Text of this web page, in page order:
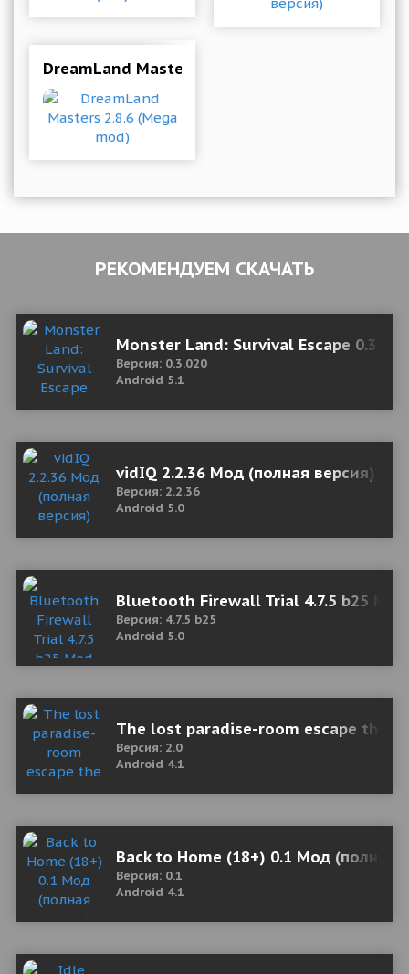
DreamLand Masters 2.8.6 (Mega mod)
РЕКОМЕНДУЕМ СКАЧАТЬ
Monster Land: Survival Escape
Версия: 0.3.020
Android 5.1
vidIQ 2.2.36 Мод (полная версия)
Версия: 2.2.36
Android 5.0
Bluetooth Firewall Trial 4.7.5 b25
Версия: 4.7.5 b25
Android 5.0
The lost paradise-room escape the
Версия: 2.0
Android 4.1
Back to Home (18+) 0.1 Мод (полная
Версия: 0.1
Android 4.1